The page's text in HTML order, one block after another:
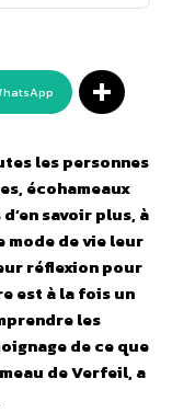
les personnes
écohameaux
savoir plus, à
mode de vie leur
réflexion pour
est à la fois un
les
de ce que
de Verfeil, a